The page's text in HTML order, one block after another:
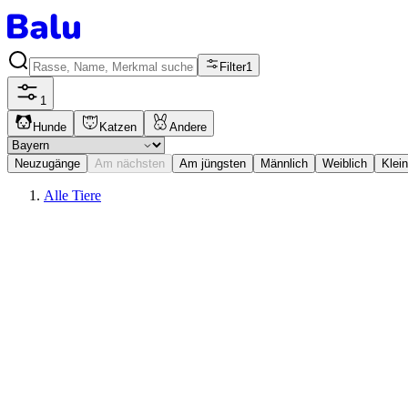
Filter1
1
Hunde
Katzen Andere
Neuzugänge Am nächsten Am jüngsten Männlich Weiblich Klein
Alle Tiere